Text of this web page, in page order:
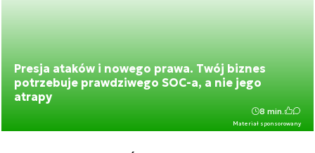
Presja ataków i nowego prawa. Twój biznes
potrzebuje prawdziwego SOC-a, a nie jego
atrapy
Materiał sponsorowany
8 min.